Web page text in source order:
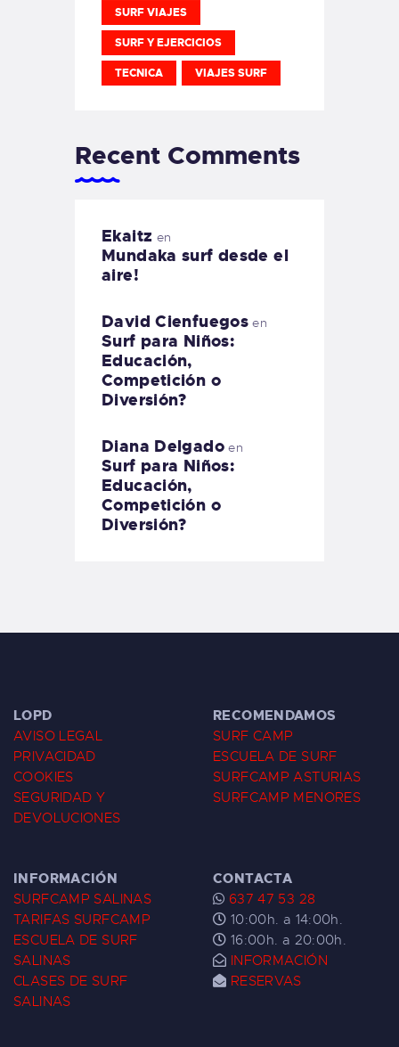
SURF VIAJES
SURF Y EJERCICIOS
TECNICA VIAJES SURF
Recent Comments
Ekaitz en
Mundaka surf desde el
aire!
David Cienfuegos en
Surf para Niños:
Educación,
Competición o
Diversión?
Diana Delgadoen
Surf para Niños:
Educación,
Competición o
Diversión?
LOPD
AVISO LEGAL
PRIVACIDAD
COOKIES
SEGURIDAD Y
DEVOLUCIONES
RECOMENDAMOS
SURF CAMP
ESCUELA DE SURF
SURFCAMP ASTURIAS
SURFCAMP MENORES
INFORMACIÓN
SURFCAMP SALINAS
TARIFAS SURFCAMP
ESCUELA DE SURF
SALINAS
CLASES DE SURF
SALINAS
CONTACTA
637 47 53 28
10:00h. a 14:00h.
16:00h. a 20:00h.
INFORMACIÓN
RESERVAS